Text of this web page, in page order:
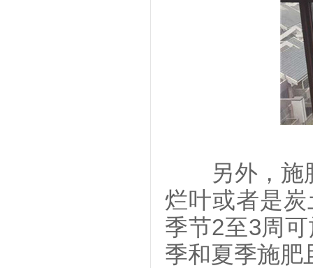
另外，施肥
烂叶或者是
季节2至3周
季和夏季施肥